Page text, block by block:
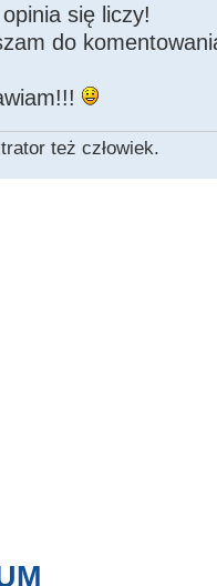
się liczy!
do
też człowiek.